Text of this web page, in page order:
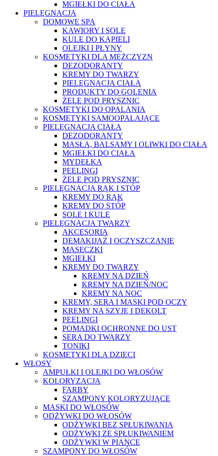
MGIEŁKI DO CIAŁA
PIELĘGNACJA
DOMOWE SPA
KAWIORY I SOLE
KULE DO KĄPIELI
OLEJKI I PŁYNY
KOSMETYKI DLA MĘŻCZYZN
DEZODORANTY
KREMY DO TWARZY
PIELĘGNACJA CIAŁA
PRODUKTY DO GOLENIA
ŻELE POD PRYSZNIC
KOSMETYKI DO OPALANIA
KOSMETYKI SAMOOPALAJĄCE
PIELĘGNACJA CIAŁA
DEZODORANTY
MASŁA, BALSAMY I OLIWKI DO CIAŁA
MGIEŁKI DO CIAŁA
MYDEŁKA
PEELINGI
ŻELE POD PRYSZNIC
PIELĘGNACJA RĄK I STÓP
KREMY DO RĄK
KREMY DO STÓP
SOLE I KULE
PIELĘGNACJA TWARZY
AKCESORIA
DEMAKIJAŻ I OCZYSZCZANIE
MASECZKI
MGIEŁKI
KREMY DO TWARZY
KREMY NA DZIEŃ
KREMY NA DZIEŃ/NOC
KREMY NA NOC
KREMY, SERA I MASKI POD OCZY
KREMY NA SZYJĘ I DEKOLT
PEELINGI
POMADKI OCHRONNE DO UST
SERA DO TWARZY
TONIKI
KOSMETYKI DLA DZIECI
WŁOSY
AMPUŁKI I OLEJKI DO WŁOSÓW
KOLORYZACJA
FARBY
SZAMPONY KOLORYZUJĄCE
MASKI DO WŁOSÓW
ODŻYWKI DO WŁOSÓW
ODŻYWKI BEZ SPŁUKIWANIA
ODŻYWKI ZE SPŁUKIWANIEM
ODŻYWKI W PIANCE
SZAMPONY DO WŁOSÓW